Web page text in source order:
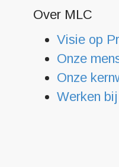
Over MLC
Visie op
Onze
Onze
Werken